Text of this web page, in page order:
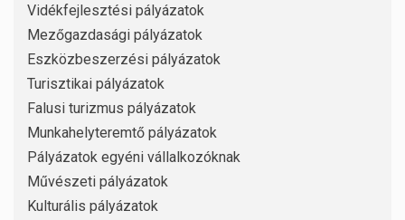
Vidékfejlesztési pályázatok
Mezőgazdasági pályázatok
Eszközbeszerzési pályázatok
Turisztikai pályázatok
Falusi turizmus pályázatok
Munkahelyteremtő pályázatok
Pályázatok egyéni vállalkozóknak
Művészeti pályázatok
Kulturális pályázatok